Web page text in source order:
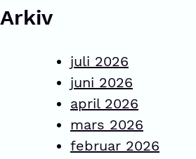
Arkiv
juli 2026
juni 2026
april 2026
mars 2026
februar 2026